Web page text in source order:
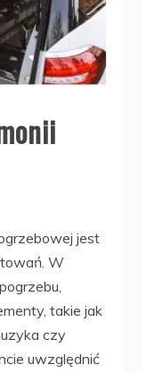
jest
W
takie jak
czy
uwzględnić